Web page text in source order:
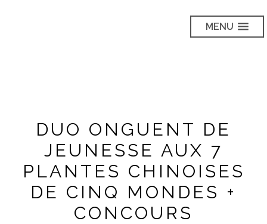
MENU
DUO ONGUENT DE
JEUNESSE AUX 7
PLANTES CHINOISES
DE CINQ MONDES +
CONCOURS